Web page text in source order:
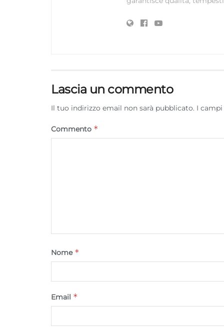
Lascia un commento
Il tuo indirizzo email non sarà pubblicato. I
Commento *
Nome *
Email *